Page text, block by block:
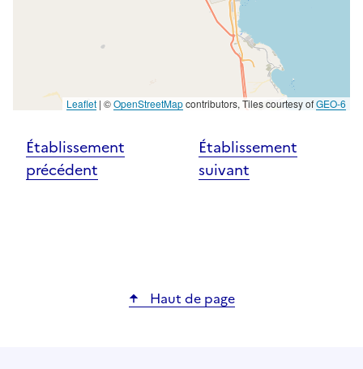
Leaflet | ©OpenStreetMapcontributors, Tiles courtesy ofGEO-6
Établissement
précédent
Établissement
suivant
Haut de page